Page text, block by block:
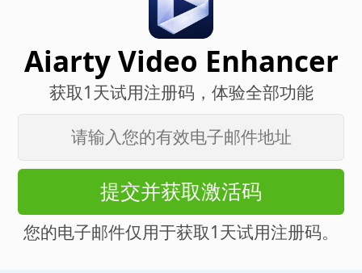
Aiarty Video Enhancer
获取1天试用注册码，体验全部功能
提交并获取激活码
您的电子邮件仅用于获取1天试用注册码。